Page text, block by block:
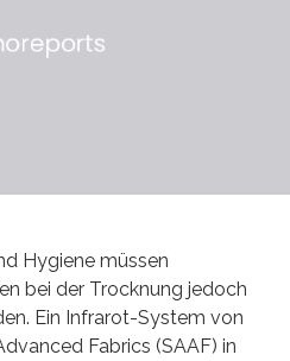
Hygiene müssen
bei der Trocknung jedoch
Ein Infrarot-System von
Fabrics (SAAF) in